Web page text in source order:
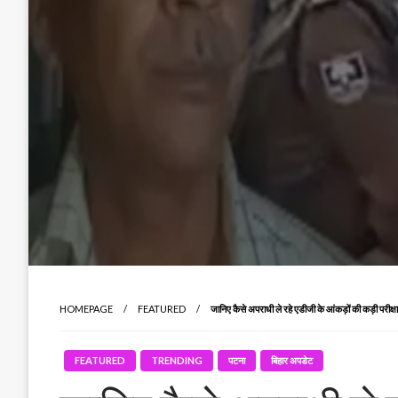
HOMEPAGE FEATURED जानिए कैसे अपराधी ले रहे एडीजी के आंकड़ों की कड़ी
FEATURED TRENDING पटना बिहार अपडेट